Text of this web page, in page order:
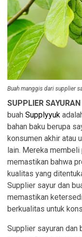
Buah manggis dari supplier
SUPPLIER
buah Supplyyuk
bahan baku berupa
konsumen akhir atau
lain. Mereka
memastikan bahwa
kualitas yang
Supplier sayur dan
memastikan
berkualitas untuk
Supplier sayuran dan